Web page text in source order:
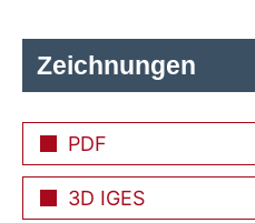
Zeichnungen
PDF
3D IGES